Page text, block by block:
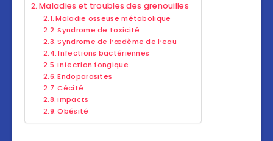
Maladies et troubles des grenouilles
Maladie osseuse métabolique
Syndrome de toxicité
Syndrome de l’œdème de l’eau
Infections bactériennes
Infection fongique
Endoparasites
Cécité
Impacts
Obésité